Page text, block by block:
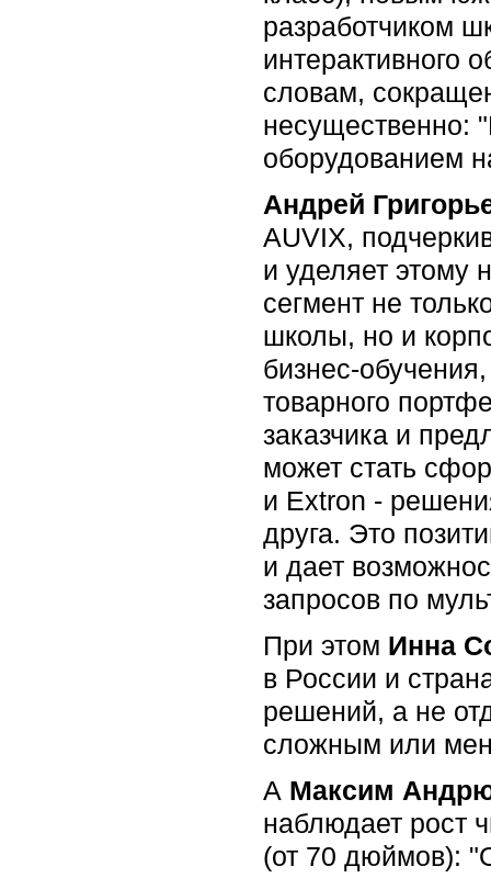
разработчиком
интерактивного
словам,
несущественно:
оборудованием
Андрей
AUVIX,
и уделяет
сегмент не
школы, но и
бизнес-
товарного
заказчика и
может стать
и Extron -
друга. Это
и дает
запросов по
При этом Инна
в России и
решений, а не
сложным или
А Максим
наблюдает рост
(от 70 дюймов):